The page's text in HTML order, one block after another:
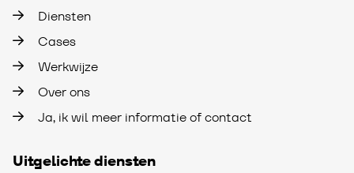
Diensten
Cases
Werkwijze
Over ons
Ja, ik wil meer informatie of contact
Uitgelichte diensten